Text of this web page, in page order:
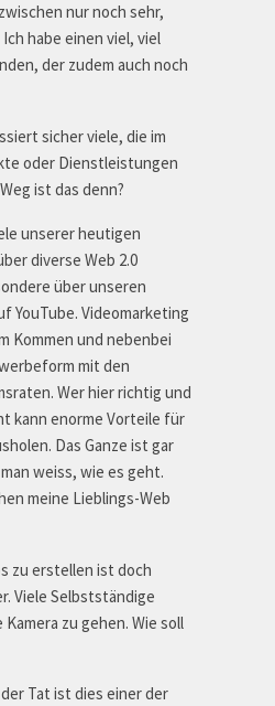
nur noch sehr,
habe einen viel, viel
der zudem auch noch
sicher viele, die im
oder Dienstleistungen
ist das denn?
unserer heutigen
diverse Web 2.0
über unseren
YouTube. Videomarketing
Kommen und nebenbei
mit den
Wer hier richtig und
kann enorme Vorteile für
Das Ganze ist gar
weiss, wie es geht.
meine Lieblings-Web
zu erstellen ist doch
Viele Selbstständige
zu gehen. Wie soll
Tat ist dies einer der